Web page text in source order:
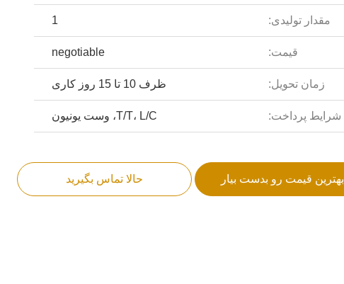
مقدار تولیدی: 1
قیمت: negotiable
زمان تحویل: ظرف 10 تا 15 روز کاری
شرایط پرداخت: T/T، L/C، وست یونیون
بهترین قیمت رو بدست بیار حالا تماس بگیرید